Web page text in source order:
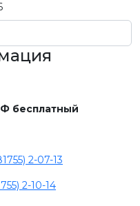
бесплатный
2-07-13
2-10-14